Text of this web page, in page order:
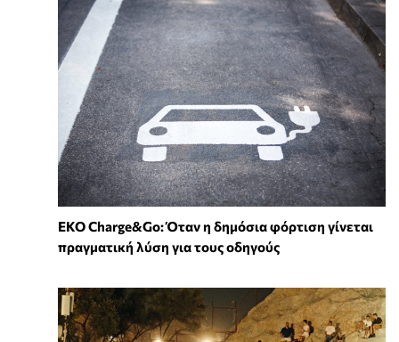
EKO Charge&Go: Όταν η δημόσια φόρτιση γίνεται
πραγματική λύση για τους οδηγούς